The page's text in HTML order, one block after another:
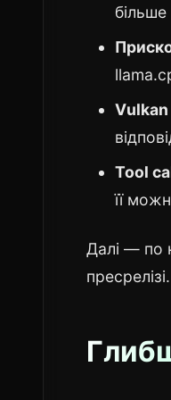
Vulkan
Tool
її
Далі — по
пресрелізі.